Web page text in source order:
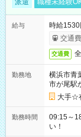
派遣 職種未経験
給与
時給1530
交通
交通費
勤務地
横浜市青
市が尾駅
大手☆
勤務時間
09:15～
い！